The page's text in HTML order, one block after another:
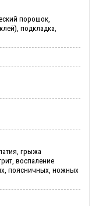
порошок,
подкладка,
грыжа
воспаление
поясничных, ножных